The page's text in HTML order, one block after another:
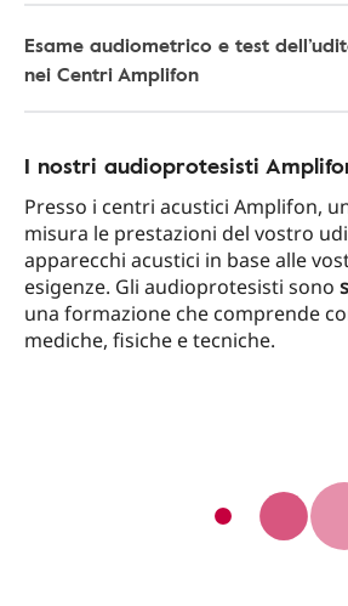
Esame audiometrico e test
nei Centri Amplifon
I nostri audioprotesisti
Presso i centri acustici Amplifon,
misura le prestazioni del vostro
apparecchi acustici in base alle
esigenze. Gli audioprotesisti sono
una formazione che comprende
mediche, fisiche e tecniche.